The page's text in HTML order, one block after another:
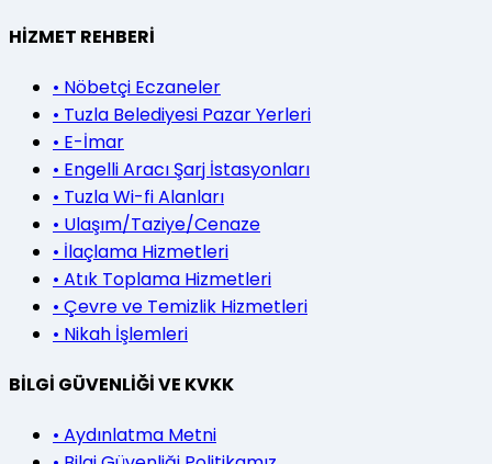
HİZMET REHBERİ
• Nöbetçi Eczaneler
• Tuzla Belediyesi Pazar Yerleri
• E-İmar
• Engelli Aracı Şarj İstasyonları
• Tuzla Wi-fi Alanları
• Ulaşım/Taziye/Cenaze
• İlaçlama Hizmetleri
• Atık Toplama Hizmetleri
• Çevre ve Temizlik Hizmetleri
• Nikah İşlemleri
BİLGİ GÜVENLİĞİ VE KVKK
• Aydınlatma Metni